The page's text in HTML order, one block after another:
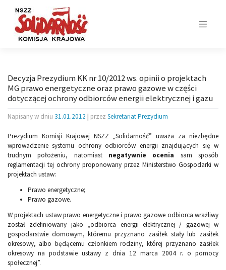
content
Decyzja Prezydium KK nr 10/2012 ws. opinii o projektach
MG prawo energetyczne oraz prawo gazowe w części
dotyczącej ochrony odbiorców energii elektrycznej i gazu
Napisany w dniu 31.01.2012 | przez Sekretariat Prezydium
Prezydium Komisji Krajowej NSZZ „Solidarność” uważa za niezbędne
wprowadzenie systemu ochrony odbiorców energii znajdujących się w
trudnym położeniu, natomiast negatywnie ocenia sam sposób
reglamentacji tej ochrony proponowany przez Ministerstwo Gospodarki w
projektach ustaw:
Prawo energetyczne;
Prawo gazowe.
W projektach ustaw prawo energetyczne i prawo gazowe odbiorca wrażliwy
został zdefiniowany jako „odbiorca energii elektrycznej / gazowej w
gospodarstwie domowym, któremu przyznano zasiłek stały lub zasiłek
okresowy, albo będącemu członkiem rodziny, której przyznano zasiłek
okresowy na podstawie ustawy z dnia 12 marca 2004 r. o pomocy
społecznej”.